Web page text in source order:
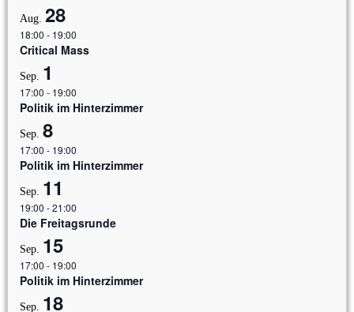
Aug. 28
18:00 - 19:00
Critical Mass
Sep. 1
17:00 - 19:00
Politik im Hinterzimmer
Sep. 8
17:00 - 19:00
Politik im Hinterzimmer
Sep. 11
19:00 -21:00
Die Freitagsrunde
Sep. 15
17:00 - 19:00
Politik im Hinterzimmer
Sep. 18